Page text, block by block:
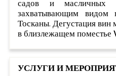
садов и масличных
захватывающим видом
Тосканы. Дегустация вин
в близлежащем поместье
УСЛУГИ И